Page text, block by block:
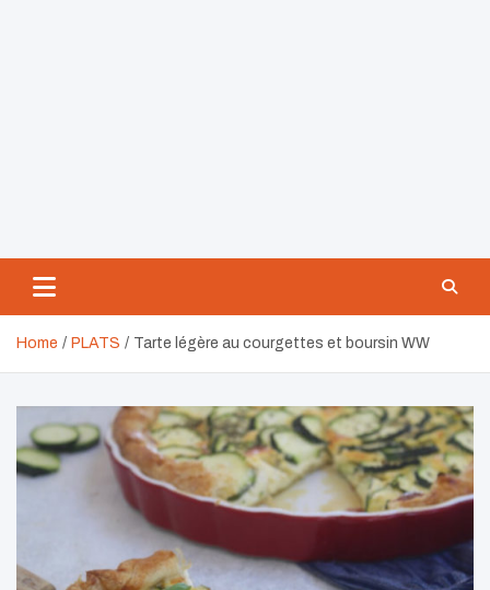
Home PLATS Tarte légère au courgettes et boursin WW